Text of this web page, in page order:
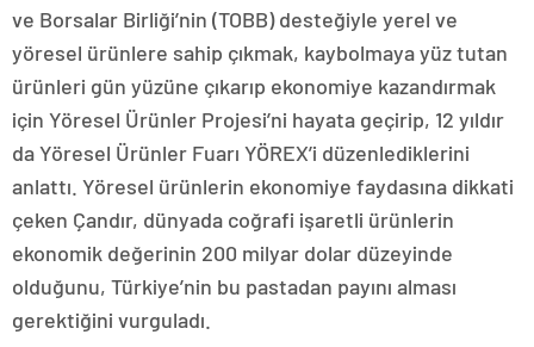
ve Borsalar Birliği’nin (TOBB) desteğiyle yerel ve
yöresel ürünlere sahip çıkmak, kaybolmaya yüz tutan
ürünleri gün yüzüne çıkarıp ekonomiye kazandırmak
için Yöresel Ürünler Projesi’ni hayata geçirip, 12 yıldır
da Yöresel Ürünler Fuarı YÖREX’i düzenlediklerini
anlattı. Yöresel ürünlerin ekonomiye faydasına dikkati
çeken Çandır, dünyada coğrafi işaretli ürünlerin
ekonomik değerinin 200 milyar dolar düzeyinde
olduğunu, Türkiye’nin bu pastadan payını alması
gerektiğini vurguladı.